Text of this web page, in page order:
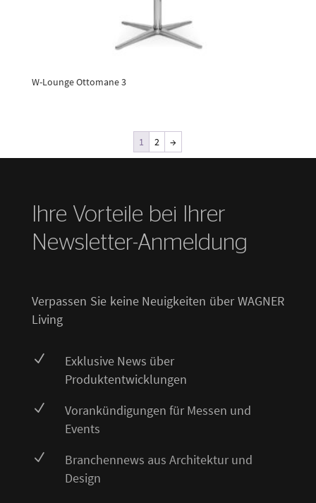
W-Lounge Ottomane 3
1 2 →
Ihre Vorteile bei Ihrer
Newsletter-Anmeldung
Verpassen Sie keine Neuigkeiten über WAGNER
Living
N
Exklusive News über
Produktentwicklungen
N
Vorankündigungen für Messen und
Events
N
Branchennews aus Architektur und
Design